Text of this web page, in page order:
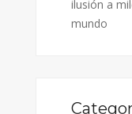
ilusión a
mundo